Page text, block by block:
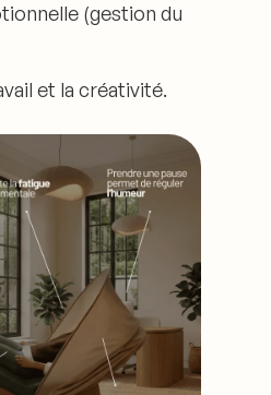
(gestion du
et la créativité.